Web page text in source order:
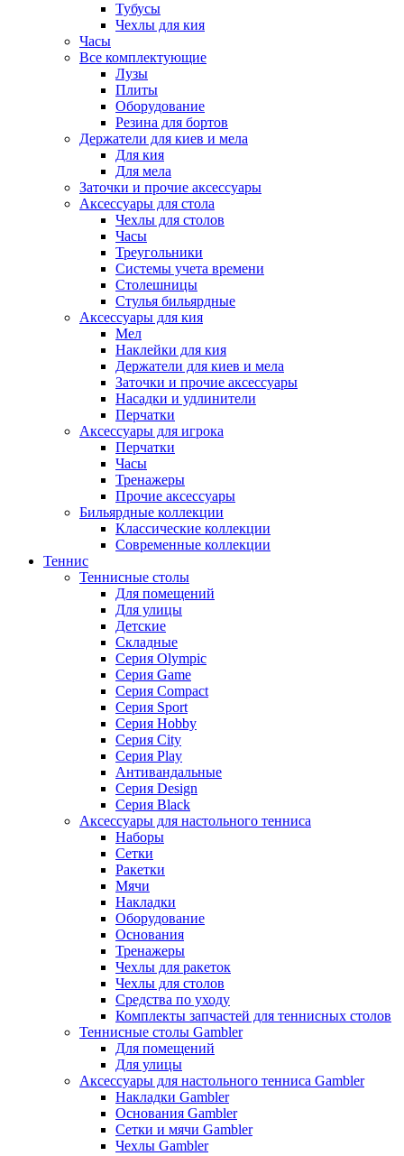
Тубусы
Чехлы для кия
Часы
Все комплектующие
Лузы
Плиты
Оборудование
Резина для бортов
Держатели для киев и мела
Для кия
Для мела
Заточки и прочие аксессуары
Аксессуары для стола
Чехлы для столов
Часы
Треугольники
Системы учета времени
Столешницы
Стулья бильярдные
Аксессуары для кия
Мел
Наклейки для кия
Держатели для киев и мела
Заточки и прочие аксессуары
Насадки и удлинители
Перчатки
Аксессуары для игрока
Перчатки
Часы
Тренажеры
Прочие аксессуары
Бильярдные коллекции
Классические коллекции
Современные коллекции
Теннис
Теннисные столы
Для помещений
Для улицы
Детские
Складные
Серия Olympic
Серия Game
Серия Compact
Серия Sport
Серия Hobby
Серия City
Серия Play
Антивандальные
Серия Design
Серия Black
Аксессуары для настольного тенниса
Наборы
Сетки
Ракетки
Мячи
Накладки
Оборудование
Основания
Тренажеры
Чехлы для ракеток
Чехлы для столов
Средства по уходу
Комплекты запчастей для теннисных столов
Теннисные столы Gambler
Для помещений
Для улицы
Аксессуары для настольного тенниса Gambler
Накладки Gambler
Основания Gambler
Сетки и мячи Gambler
Чехлы Gambler